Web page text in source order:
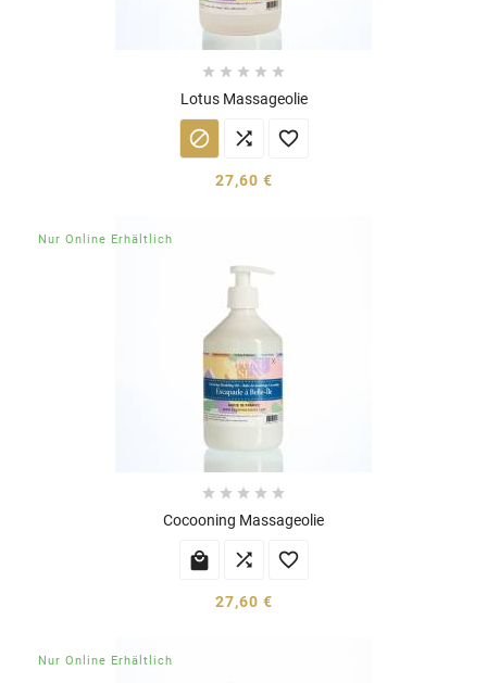
    
Lotus Massageolie
  
27,60 €
Nur Online Erhältlich
    
Cocooning Massageolie
  
27,60 €
Nur Online Erhältlich